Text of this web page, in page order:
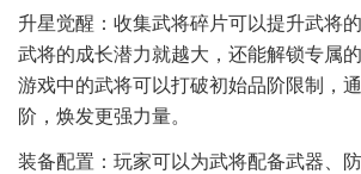
升星觉醒：收集武将碎片可以提升武将
武将的成长潜力就越大，还能解锁专属
游戏中的武将可以打破初始品阶限制，
阶，焕发更强力量。
装备配置：玩家可以为武将配备武器、